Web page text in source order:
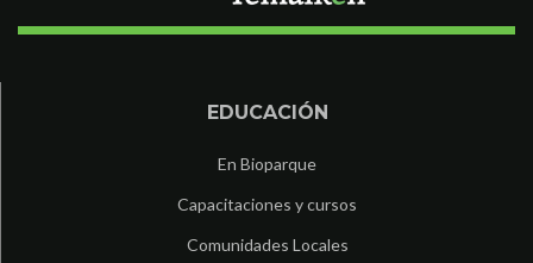
EDUCACIÓN
En Bioparque
Capacitaciones y cursos
Comunidades Locales